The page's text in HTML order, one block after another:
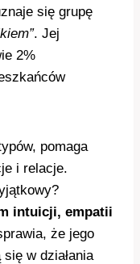
się grupę
. Jej
2%
pomaga
i relacje.
intuicji, empatii
że jego
w działania